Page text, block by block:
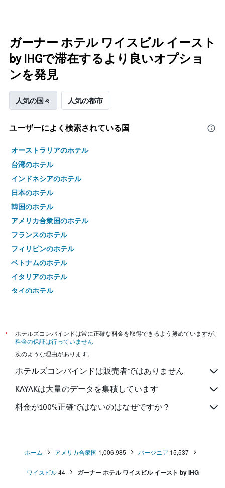
ガーナー ホテル ワイスビル イースト
by IHGで滞在するより良いオプショ
ンを発見
人気の国々 人気の都市
ユーザーによく検索されている国
オーストラリアのホテル
台湾のホテル
インドネシアのホテル
日本のホテル
韓国のホテル
アメリカ合衆国のホテル
フランスのホテル
フィリピンのホテル
ベトナムのホテル
イタリアのホテル
タイのホテル
*
ホテルズコンバインドは常に正確な料金を取得できるよう努めていますが、
料金の保証は行っていません
次のような理由があります。
ホテルズコンバインドは販売者ではありません
KAYAKは大量のデータを集積しています
料金が100%正確ではないのはなぜですか？
ホーム アメリカ合衆国 1,006,985 バージニア 15,537
ワイスビル 44 ガーナー ホテル ワイスビル イースト by IHG